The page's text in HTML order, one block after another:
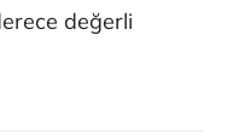
değerli